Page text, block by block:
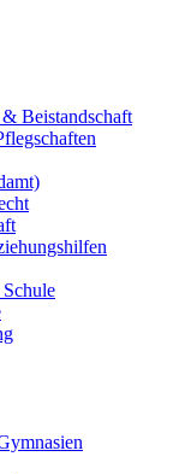
Beistandschaft